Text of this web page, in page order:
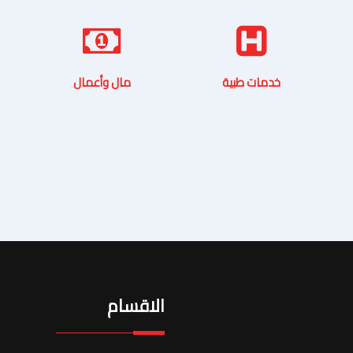
مال وأعمال خدمات طبية
الاقسام